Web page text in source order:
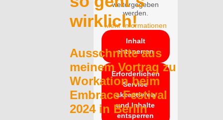
weitergegeben
werden.
Mehr Informationen
Inhalt
entsperren
Erforderlichen
Service
akzeptieren
und Inhalte
entsperren
wirklich!
Ausschnitte aus
meinem Vortrag zu
Workation beim
Embrace Festival
2024 in Berlin